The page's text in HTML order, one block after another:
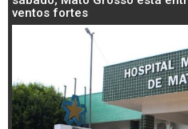
ventos fortes